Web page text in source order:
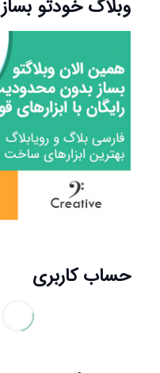
وبلاگ خودتو بساز
حساب کاربری